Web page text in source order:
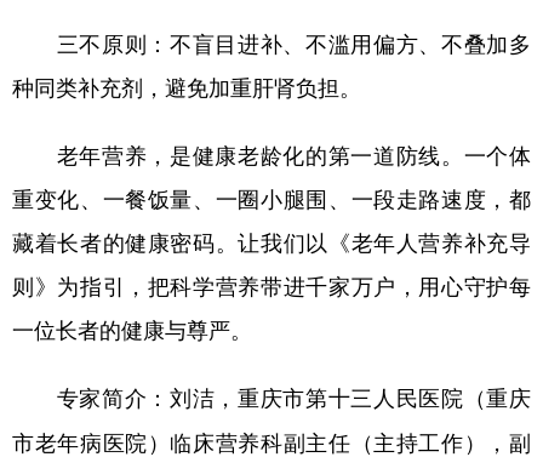
三不原则：不盲目进补、不滥用偏方、不叠加多
种同类补充剂，避免加重肝肾负担。
老年营养，是健康老龄化的第一道防线。一个体
重变化、一餐饭量、一圈小腿围、一段走路速度，都
藏着长者的健康密码。让我们以《老年人营养补充导
则》为指引，把科学营养带进千家万户，用心守护每
一位长者的健康与尊严。
专家简介： 刘洁，重庆市第十三人民医院（重庆
市老年病医院）临床营养科副主任（主持工作），副